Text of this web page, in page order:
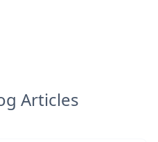
Articles